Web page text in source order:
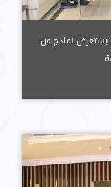
يستعرض نماذج من